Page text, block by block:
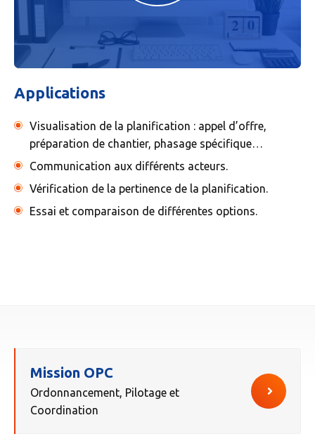
Applications
Visualisation de la planification : appel d’offre,
préparation de chantier, phasage spécifique…
Communication aux différents acteurs.
Vérification de la pertinence de la planification.
Essai et comparaison de différentes options.
Mission OPC
Ordonnancement, Pilotage et
Coordination